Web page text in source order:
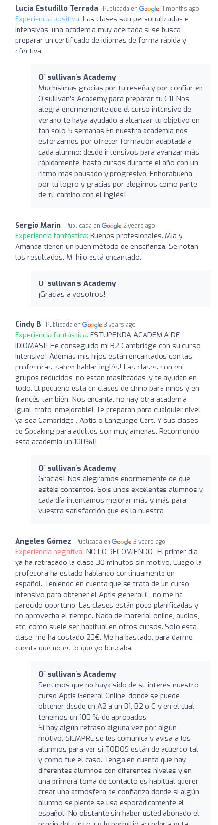
Lucía Estudillo Terrada Publicada en 11 months ago
Experiencia positiva: Las clases son personalizadas e
intensivas, una academia muy acertada si se busca
preparar un certificado de idiomas de forma rápida y
efectiva.
O´ sullivan´s Academy
Muchísimas gracias por tu reseña y por confiar en
O’sullivan’s Academy para preparar tu C1! Nos
alegra enormemente que el curso intensivo de
verano te haya ayudado a alcanzar tu objetivo en
tan solo 5 semanas En nuestra academia nos
esforzamos por ofrecer formación adaptada a
cada alumno: desde intensivos para avanzar más
rápidamente, hasta cursos durante el año con un
ritmo más pausado y progresivo. Enhorabuena
por tu logro y gracias por elegirnos como parte
de tu camino con el inglés!
Sergio Marín Publicada en 2 years ago
Experiencia fantástica: Buenos profesionales. Mia y
Amanda tienen un buen método de enseñanza. Se notan
los resultados. Mi hijo está encantado.
O´ sullivan´s Academy
¡Gracias a vosotros!
Cindy B Publicada en 3 years ago
Experiencia fantástica: ESTUPENDA ACADEMIA DE
IDIOMAS!! He conseguido mi B2 Cambridge con su curso
intensivo! Además mis hijos están encantados con las
profesoras, saben hablar Inglés! Las clases son en
grupos reducidos, no están masificadas, y te ayudan en
todo. El pequeño está en clases de chino para niños y en
francés también. Nos encanta, no hay otra academia
igual, trato inmejorable! Te preparan para cualquier nivel
ya sea Cambridge , Aptis o Language Cert. Y sus clases
de Speaking para adultos son muy amenas. Recomiendo
esta academia un 100%!!
O´ sullivan´s Academy
Gracias! Nos alegramos enormemente de que
estéis contentos. Sois unos excelentes alumnos y
cada día intentamos mejorar más y más para
vuestra satisfacción que es la nuestra
Ángeles Gómez Publicada en 3 years ago
Experiencia negativa: NO LO RECOMIENDO_El primer día
ya ha retrasado la clase 30 minutos sin motivo. Luego la
profesora ha estado hablando continuamente en
español. Teniendo en cuenta que se trata de un curso
intensivo para obtener el Aptis general C, no me ha
parecido oportuno. Las clases están poco planificadas y
no aprovecha el tiempo. Nada de material online, audios,
etc. como suele ser habitual en otros cursos. Solo esta
clase, me ha costado 20€. Me ha bastado, para darme
cuenta que no es lo que yo buscaba.
O´ sullivan´s Academy
Sentimos que no haya sido de su interés nuestro
curso Aptis General Online, donde se puede
obtener desde un A2 a un B1, B2 o C y en el cual
tenemos un 100 % de aprobados.
Si hay algún retraso alguna vez por algún
motivo, SIEMPRE se les comunica y avisa a los
alumnos para ver si TODOS están de acuerdo tal
y como fue el caso. Tenga en cuenta que hay
diferentes alumnos con diferentes niveles y en
una primera toma de contacto es habitual querer
crear una atmósfera de confianza donde si algún
alumno se pierde se usa esporádicamente el
español. No obstante sin haber usted abonado el